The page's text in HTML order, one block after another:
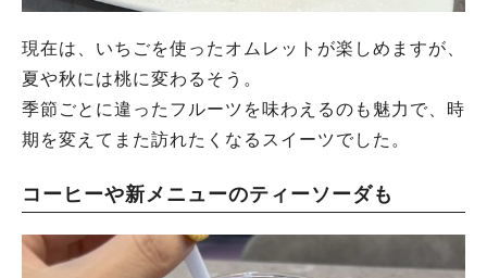
現在は、いちごを使ったオムレットが楽しめますが、
夏や秋には桃に変わるそう。
季節ごとに違ったフルーツを味わえるのも魅力で、時
期を変えてまた訪れたくなるスイーツでした。
コーヒーや新メニューのティーソーダも